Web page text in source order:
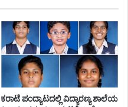
ಕರಾಟೆ ಪಂದ್ಯಾಟದಲ್ಲಿ ವಿದ್ಯಾರಣ್ಯ ಶಾಲೆಯ